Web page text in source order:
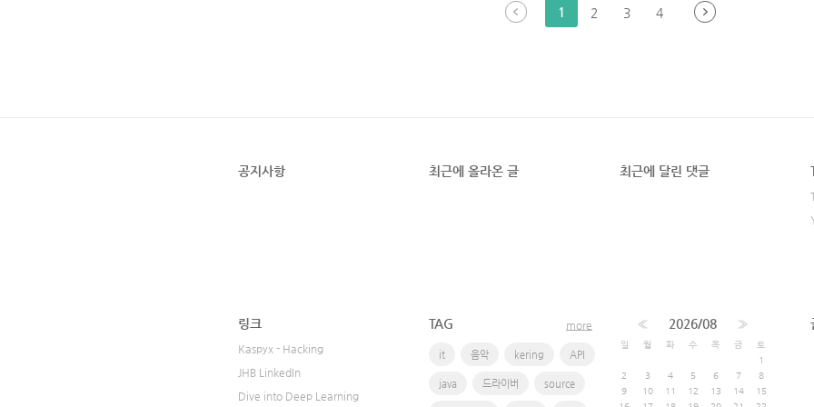
1 2 3 4
공지사항 최근에 올라온 글 최근에 달린 댓글
링크
Kaspyx - Hacking
JHB LinkedIn
Dive into Deep Learning
TAG
it 음악 kering API
java 드라이버 source
more « 2026/08 »
일 월 화 수 목 금
토
1
2
3 4 5 6 7
8
9
10 11 12 13 14
15